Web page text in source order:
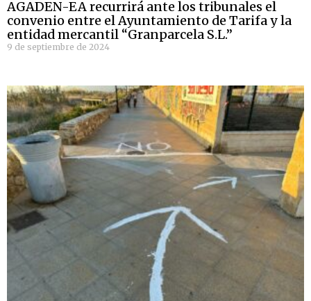
AGADEN-EA recurrirá ante los tribunales el
convenio entre el Ayuntamiento de Tarifa y la
entidad mercantil “Granparcela S.L.”
9 de septiembre de 2024